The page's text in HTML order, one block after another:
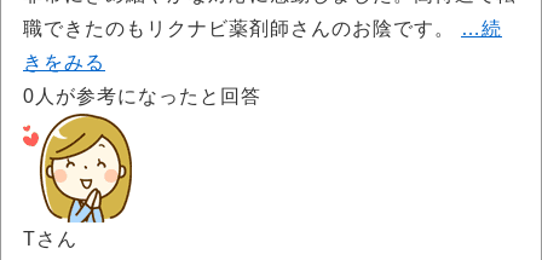
職できたのもリクナビ薬剤師さんのお陰です。
…続
きをみる
0 人が参考になったと回答
Tさん